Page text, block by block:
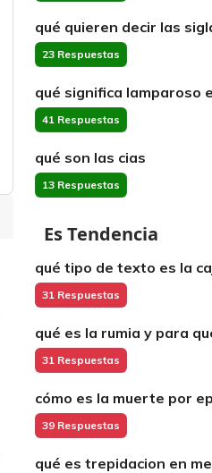
qué quieren decir las
23 Respuestas
qué significa lamparoso
41 Respuestas
qué son las cias
13 Respuestas
Es Tendencia
qué tipo de texto es la
31 Respuestas
qué es la rumia y para
31 Respuestas
cómo es la muerte por
39 Respuestas
qué es trepidacion en